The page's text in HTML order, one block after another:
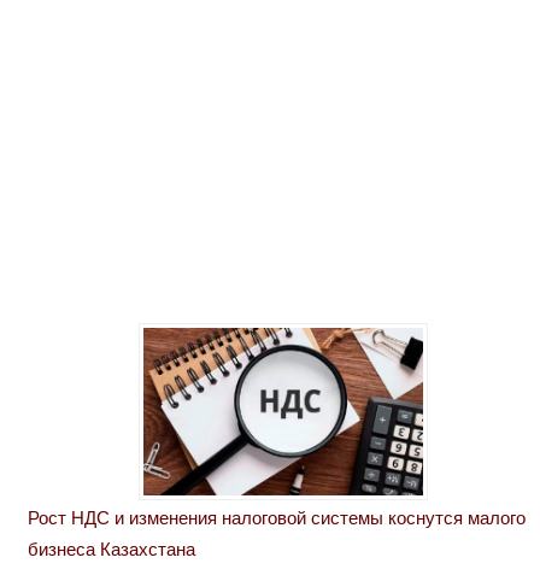
Рост НДС и изменения налоговой системы коснутся малого
бизнеса Казахстана